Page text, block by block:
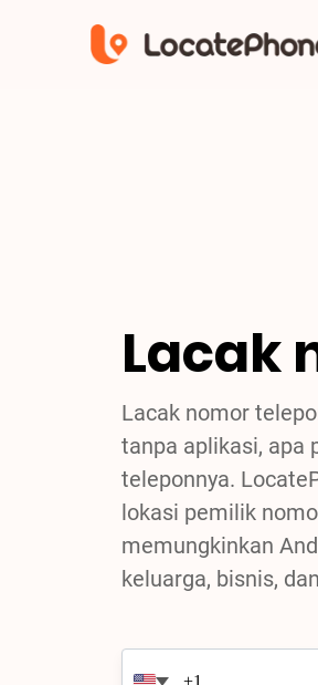
Lacak
Lacak nomor
tanpa aplikasi, apa
teleponnya.
lokasi pemilik
memungkinkan
keluarga, bisnis,